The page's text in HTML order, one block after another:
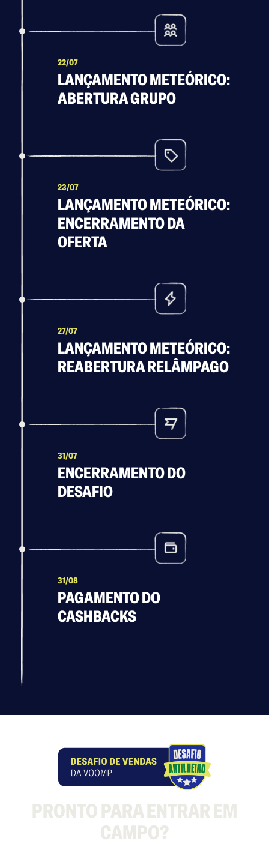
22/07
LANÇAMENTO METEÓRICO:
ABERTURA GRUPO
23/07
LANÇAMENTO METEÓRICO:
ENCERRAMENTO DA
OFERTA
27/07
LANÇAMENTO METEÓRICO:
REABERTURA RELÂMPAGO
31/07
ENCERRAMENTO DO
DESAFIO
31/08
PAGAMENTO DO
CASHBACKS
PRONTO PARA ENTRAR EM
CAMPO?